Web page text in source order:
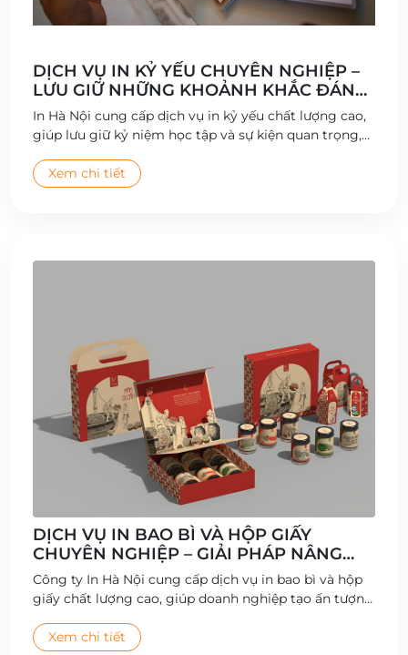
DỊCH VỤ IN KỶ YẾU CHUYÊN NGHIỆP –
LƯU GIỮ NHỮNG KHOẢNH KHẮC ĐÁNG
NHỚ
In Hà Nội cung cấp dịch vụ in kỷ yếu chất lượng cao,
giúp lưu giữ kỷ niệm học tập và sự kiện quan trọng,
Xem chi tiết
DỊCH VỤ IN BAO BÌ VÀ HỘP GIẤY
CHUYÊN NGHIỆP – GIẢI PHÁP NÂNG
TẦM THƯƠNG HIỆU
Công ty In Hà Nội cung cấp dịch vụ in bao bì và hộp
giấy chất lượng cao, giúp doanh nghiệp tạo ấn tượng
Xem chi tiết